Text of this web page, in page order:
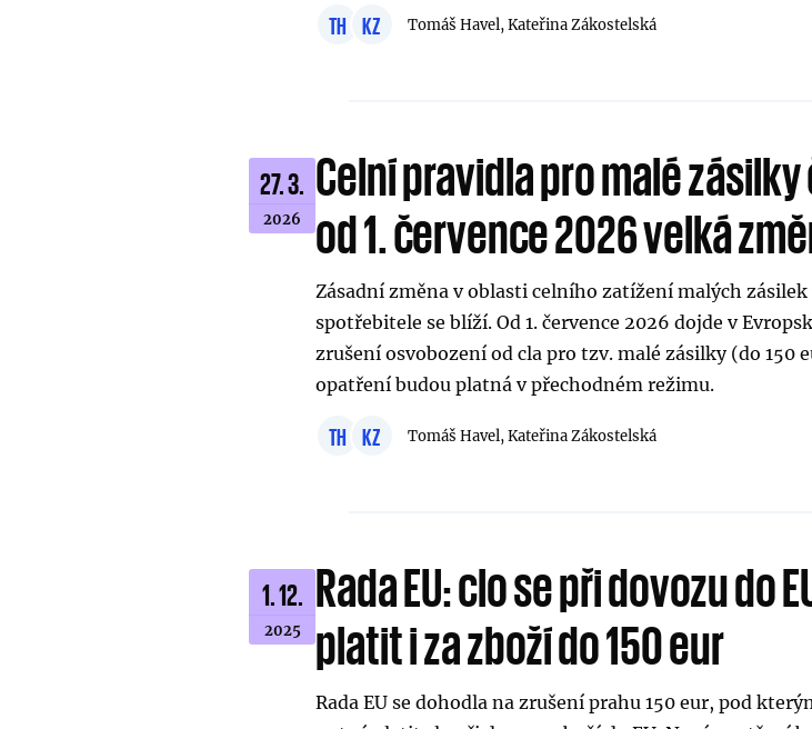
TH KZ Tomáš Havel,Kateřina Zákostelská
27. 3.
2026
Celní pravidla pro malé zásilky
od 1. července 2026 velká
Zásadní změna v oblasti celního zatížení malých
spotřebitele se blíží. Od 1. července 2026 dojde v
zrušení osvobození od cla pro tzv. malé zásilky (do 150
opatření budou platná v přechodném režimu.
TH KZ Tomáš Havel,Kateřina Zákostelská
1. 12.
2025
Rada EU: clo se při dovozu do
platit i za zboží do 150 eur
Rada EU se dohodla na zrušení prahu 150 eur, pod